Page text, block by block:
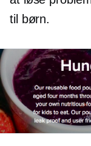
til børn.